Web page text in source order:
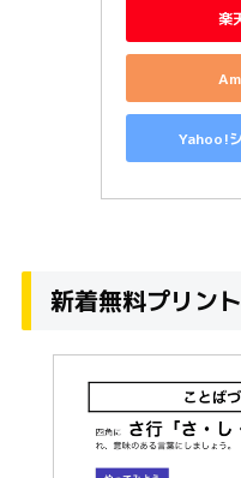
楽
Yahoo!
新着無料プリント